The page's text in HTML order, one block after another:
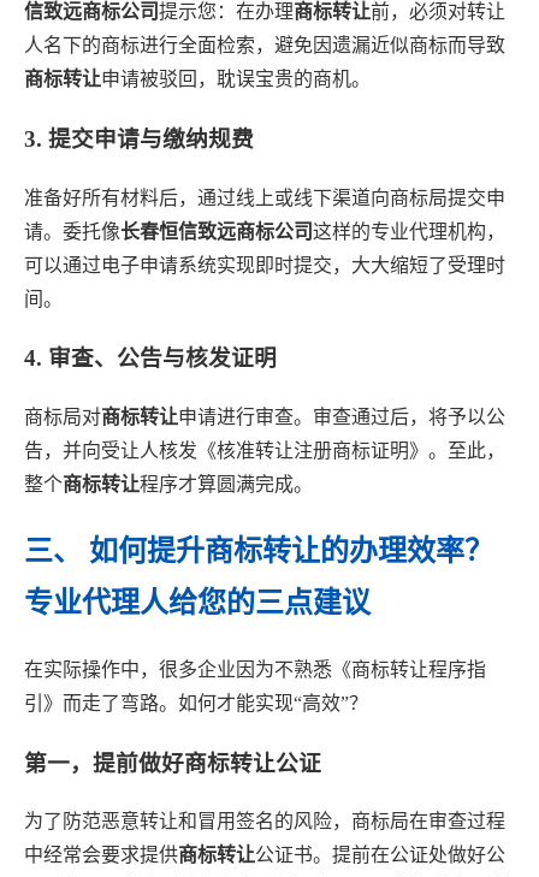
信致远商标公司提示您：在办理商标转让前，必须对转让
人名下的商标进行全面检索，避免因遗漏近似商标而导致
商标转让申请被驳回，耽误宝贵的商机。
3. 提交申请与缴纳规费
准备好所有材料后，通过线上或线下渠道向商标局提交申
请。委托像长春恒信致远商标公司这样的专业代理机构，
可以通过电子申请系统实现即时提交，大大缩短了受理时
间。
4. 审查、公告与核发证明
商标局对商标转让申请进行审查。审查通过后，将予以公
告，并向受让人核发《核准转让注册商标证明》。至此，
整个商标转让程序才算圆满完成。
三、 如何提升商标转让的办理效率？
专业代理人给您的三点建议
在实际操作中，很多企业因为不熟悉《商标转让程序指
引》而走了弯路。如何才能实现“高效”？
第一，提前做好商标转让公证
为了防范恶意转让和冒用签名的风险，商标局在审查过程
中经常会要求提供商标转让公证书。提前在公证处做好公